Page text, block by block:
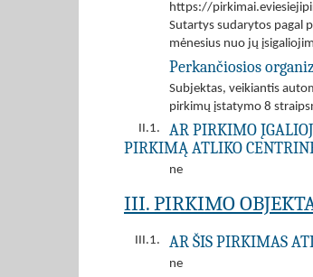
https://
Sutartys sudarytos pagal
mėnesius nuo jų
Perkančiosios
Subjektas, veikiantis
pirkimų įstatymo 8
II.1.
AR PIRKIMO
PIRKIMĄ ATLIKO
ne
III. PIRKIMO
III.1. AR ŠIS PIRKIMAS
ne